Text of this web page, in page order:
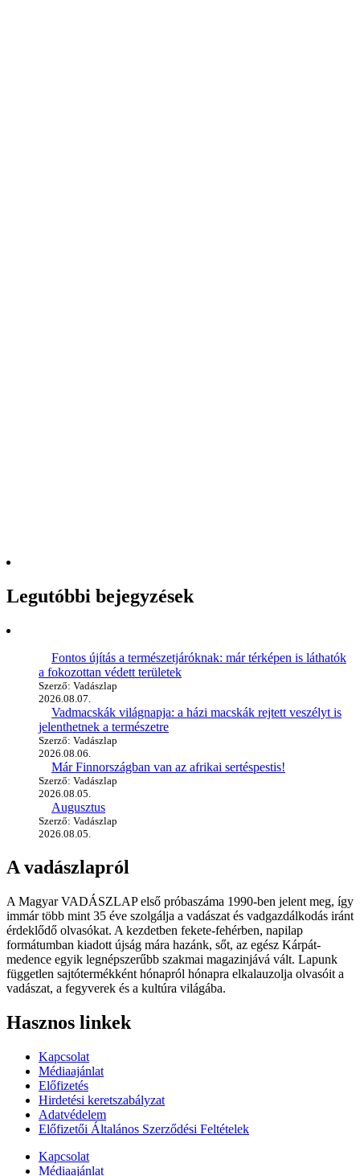
Legutóbbi bejegyzések
Fontos újítás a természetjáróknak: már térképen is láthatók
a fokozottan védett területek
Szerző: Vadászlap
2026.08.07.
Vadmacskák világnapja: a házi macskák rejtett veszélyt is
jelenthetnek a természetre
Szerző: Vadászlap
2026.08.06.
Már Finnországban van az afrikai sertéspestis!
Szerző: Vadászlap
2026.08.05.
Augusztus
Szerző: Vadászlap
2026.08.05.
A vadászlapról
A Magyar VADÁSZLAP első próbaszáma 1990-ben jelent meg, így
immár több mint 35 éve szolgálja a vadászat és vadgazdálkodás iránt
érdeklődő olvasókat. A kezdetben fekete-fehérben, napilap
formátumban kiadott újság mára hazánk, sőt, az egész Kárpát-
medence egyik legnépszerűbb szakmai magazinjává vált. Lapunk
független sajtótermékként hónapról hónapra elkalauzolja olvasóit a
vadászat, a fegyverek és a kultúra világába.
Hasznos linkek
Kapcsolat
Médiaajánlat
Előfizetés
Hirdetési keretszabályzat
Adatvédelem
Előfizetői Általános Szerződési Feltételek
Kapcsolat
Médiaajánlat